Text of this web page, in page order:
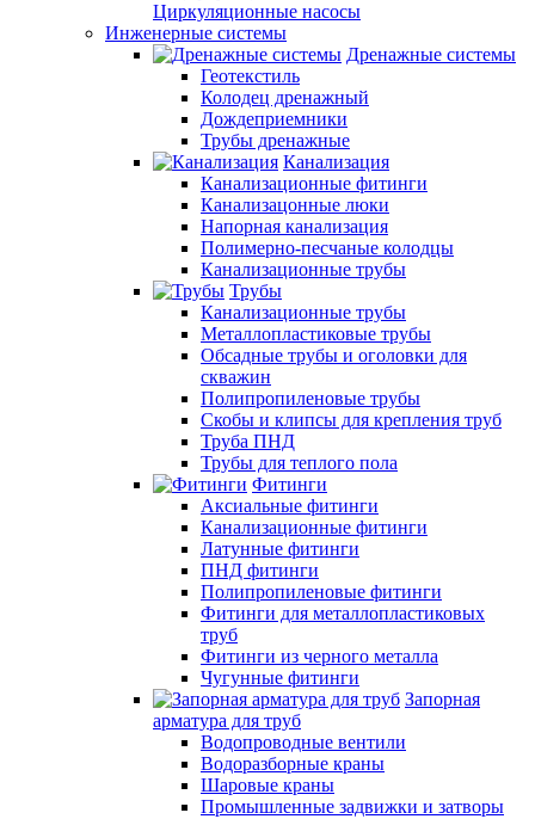
Циркуляционные насосы
Инженерные системы
Дренажные системы
Геотекстиль
Колодец дренажный
Дождеприемники
Трубы дренажные
Канализация
Канализационные фитинги
Канализацонные люки
Напорная канализация
Полимерно-песчаные колодцы
Канализационные трубы
Трубы
Канализационные трубы
Металлопластиковые трубы
Обсадные трубы и оголовки для
скважин
Полипропиленовые трубы
Скобы и клипсы для крепления труб
Труба ПНД
Трубы для теплого пола
Фитинги
Аксиальные фитинги
Канализационные фитинги
Латунные фитинги
ПНД фитинги
Полипропиленовые фитинги
Фитинги для металлопластиковых
труб
Фитинги из черного металла
Чугунные фитинги
Запорная
арматура для труб
Водопроводные вентили
Водоразборные краны
Шаровые краны
Промышленные задвижки и затворы